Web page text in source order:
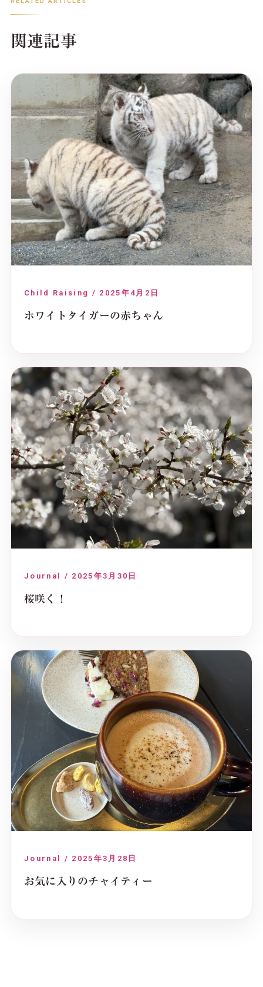
関連記事
Child Raising / 2025年4月2日
ホワイトタイガーの赤ちゃん
Journal / 2025年3月30日
桜咲く！
Journal / 2025年3月28日
お気に入りのチャイティー